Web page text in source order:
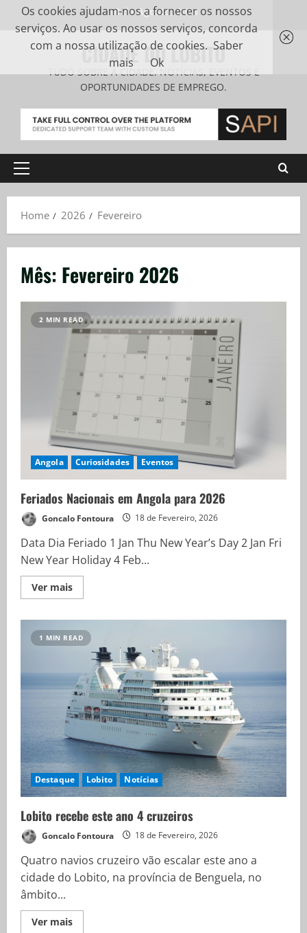
10 de Agosto, 2026
CIDADE DO LOBITO
TUDO SOBRE A CIDADE. NOTÍCIAS, EVENTOS E
OPORTUNIDADES DE EMPREGO.
Home 2026 Fevereiro
Mês: Fevereiro 2026
2 MIN READ
Angola Curiosidades Eventos
Feriados Nacionais em Angola para 2026
Goncalo Fontoura 18 de Fevereiro, 2026
Data Dia Feriado 1 Jan Thu New Year’s Day 2 Jan Fri
New Year Holiday 4 Feb...
Ver mais
1 MIN READ
Destaque Lobito Notícias
Lobito recebe este ano 4 cruzeiros
Goncalo Fontoura 18 de Fevereiro, 2026
Quatro navios cruzeiro vão escalar este ano a
cidade do Lobito, na província de Benguela, no
âmbito...
Ver mais
Os cookies ajudam-nos a fornecer os nossos
serviços. Ao usar os nossos serviços, concorda
com a nossa utilização de cookies. Saber
mais
Ok